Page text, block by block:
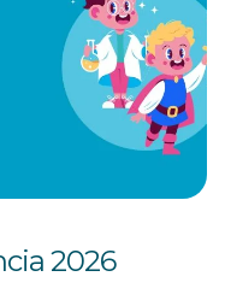
2026